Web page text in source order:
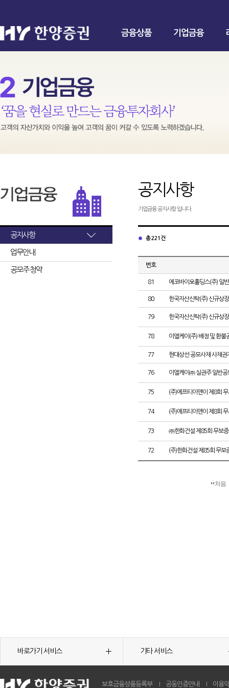
금융상품 기업금융
공지사항
업무안내
공모주 청약
공지사항
기업금융 공지사항 입니다.
총 221건
번호
81 에코바이오홀딩스(주) 일
80 한국자산신탁(주) 신규상
79 한국자산신탁(주) 신규상
78 이엘케이(주) 배정 및 환불
77 현대상선 공모사채 사채권
76 이엘케이㈜ 실권주 일반공
75 (주)에프티이앤이 제8회
74 (주)에프티이앤이 제8회
73 ㈜한화건설 제85회 무보
72 (주)한화건설 제85회 무보
처음
바로가기 서비스 기타 서비스
보호금융상품등록부 공동인증안내 이용